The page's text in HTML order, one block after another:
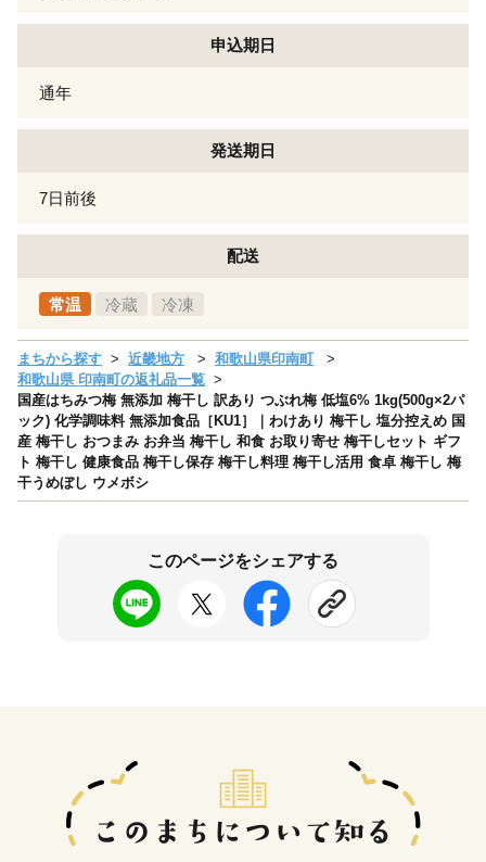
申込期日
通年
発送期日
7日前後
配送
常温 冷蔵 冷凍
まちから探す 近畿地方
和歌山県印南町
和歌山県 印南町の返礼品一覧
国産はちみつ梅 無添加 梅干し 訳あり つぶれ梅 低塩6% 1kg(500g×2パ
ック) 化学調味料 無添加食品［KU1］｜わけあり 梅干し 塩分控えめ 国
産 梅干し おつまみ お弁当 梅干し 和食 お取り寄せ 梅干しセット ギフ
ト 梅干し 健康食品 梅干し保存 梅干し料理 梅干し活用 食卓 梅干し 梅
干うめぼし ウメボシ
このページをシェアする